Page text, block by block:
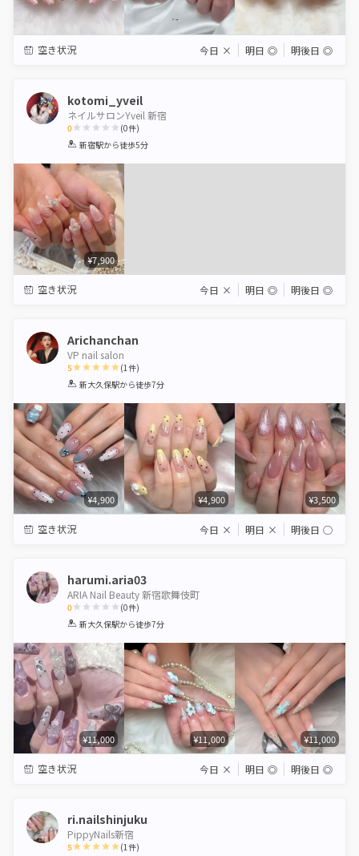
空き状況 今日 × 明日 ◎ 明後日 ◎
kotomi_yveil
ネイルサロンYveil 新宿
0
1 2 3 4 5
(0件)
新宿駅から徒歩5分
¥7,900
空き状況 今日 × 明日 ◎ 明後日 ◎
Arichanchan
VP nail salon
5
1 2 3 4 5
(1件)
新大久保駅から徒歩7分
¥4,900 ¥4,900 ¥3,500
空き状況 今日 × 明日 × 明後日 ◯
harumi.aria03
ARIA Nail Beauty 新宿歌舞伎町
0
1 2 3 4 5
(0件)
新大久保駅から徒歩7分
¥11,000 ¥11,000 ¥11,000
空き状況 今日 × 明日 ◎ 明後日 ◎
ri.nailshinjuku
PippyNails新宿
5 (1件)